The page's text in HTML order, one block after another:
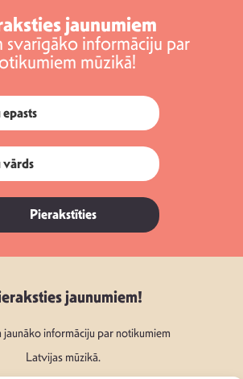
jaunumiem
svarīgāko informāciju par
mūzikā!
Pierakstīties
jaunumiem!
jaunāko informāciju par notikumiem
Latvijas mūzikā.